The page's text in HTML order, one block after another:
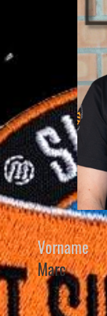
Vorname
Marc